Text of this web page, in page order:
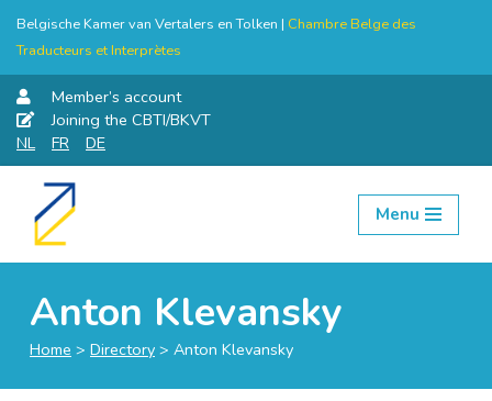
Belgische Kamer van Vertalers en Tolken | Chambre Belge des
Traducteurs et Interprètes
Member’s account
Joining the CBTI/BKVT
NL
FR DE
Skip
Menu
Anton Klevansky
Home > Directory > Anton Klevansky